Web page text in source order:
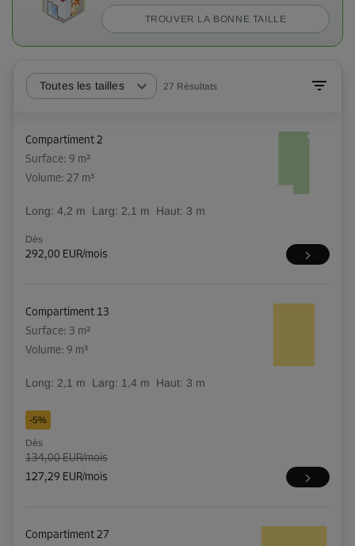
TROUVER LA BONNE TAILLE
Toutes les tailles 27 Résultats
Compartiment 2
Surface: 9 m²
Volume: 27 m³
Long: 4,2 m Larg: 2,1 m Haut: 3 m
Dès
292,00 EUR/mois
Compartiment 13
Surface: 3 m²
Volume: 9 m³
Long: 2,1 m Larg: 1,4 m Haut: 3 m
-5%
Dès
134,00 EUR/mois
127,29 EUR/mois
Compartiment 27